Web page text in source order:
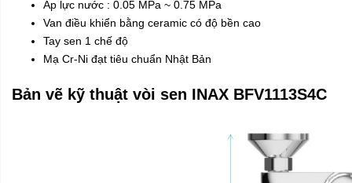
Áp lực nước : 0.05 MPa ~ 0.75 MPa
Van điều khiển bằng ceramic có độ bền cao
Tay sen 1 chế độ
Mạ Cr-Ni đạt tiêu chuẩn Nhật Bản
Bản vẽ kỹ thuật vòi sen INAX BFV1113S4C